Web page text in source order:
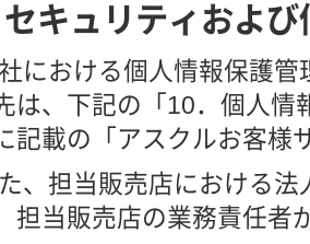
キュリティおよ
における個人情報保護
は、下記の「10．個人情
記載の「アスクルお客様
、担当販売店における
担当販売店の業務責任者